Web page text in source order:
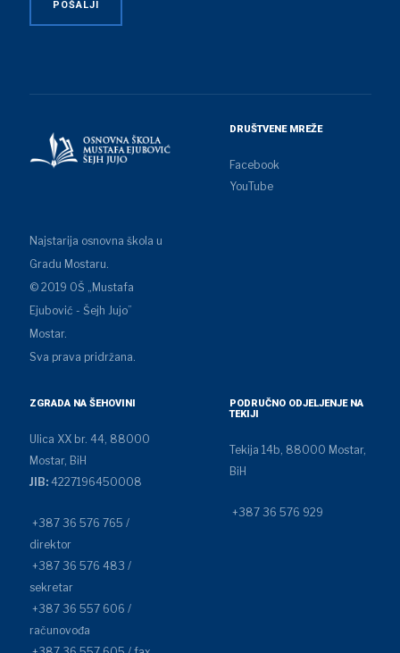
Najstarija osnovna škola u
Gradu Mostaru.
© 2019 OŠ „Mustafa
Ejubović - Šejh Jujo”
Mostar.
Sva prava pridržana.
DRUŠTVENE MREŽE
Facebook
YouTube
ZGRADA NA ŠEHOVINI
Ulica XX br. 44, 88000
Mostar, BiH
JIB:4227196450008
+387 36 576 765 /
direktor
+387 36 576 483 /
sekretar
+387 36 557 606 /
računovođa
PODRUČNO ODJELJENJE NA
TEKIJI
Tekija 14b, 88000 Mostar,
BiH
+387 36 576 929